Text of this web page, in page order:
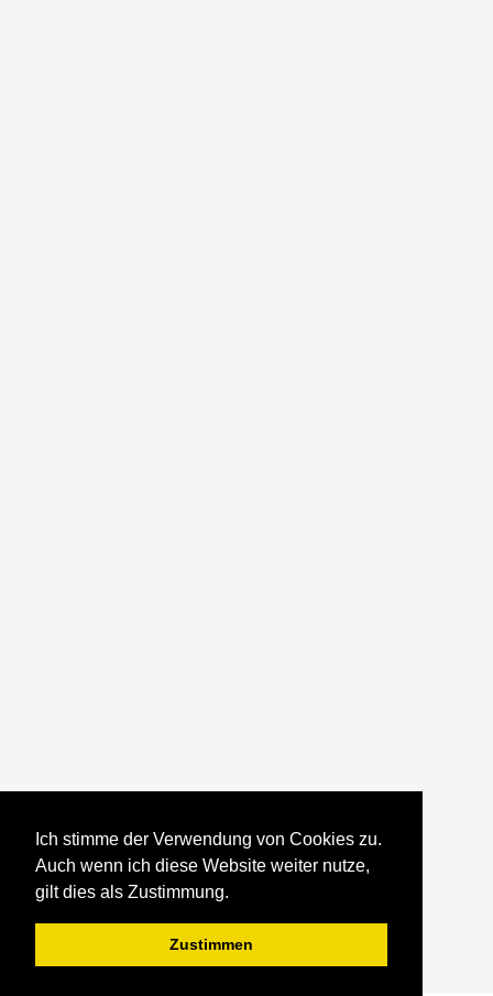
Ich stimme der Verwendung von Cookies zu.
Auch wenn ich diese Website weiter nutze,
gilt dies als Zustimmung.
Zustimmen